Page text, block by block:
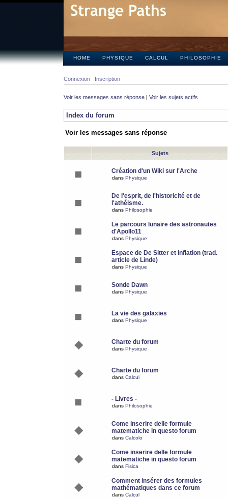
HOME PHYSIQUE CALCUL PHILOSOPHIE
Connexion Inscription
Voir les messages sans réponse | Voir les sujets actifs
Index du forum
Voir les messages sans réponse
Sujets
Création d'un Wiki sur l'Arche
dans Physique
De l'esprit, de l'historicité et de
l'athéisme.
dans Philosophie
Le parcours lunaire des astronautes
d'Apollo11
dans Physique
Espace de De Sitter et inflation (trad.
article de Linde)
dans Physique
Sonde Dawn
dans Physique
La vie des galaxies
dans Physique
Charte du forum
dans Physique
Charte du forum
dans Calcul
- Livres -
dans Philosophie
Come inserire delle formule
matematiche in questo forum
dans Calcolo
Come inserire delle formule
matematiche in questo forum
dans Fisica
Comment insérer des formules
mathématiques dans ce forum
dans Calcul